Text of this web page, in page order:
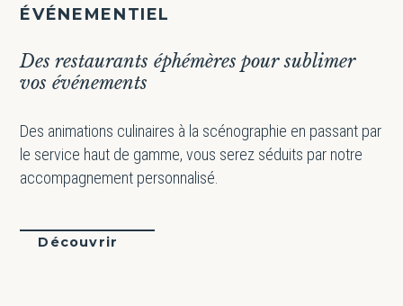
ÉVÉNEMENTIEL
Des restaurants éphémères pour sublimer
vos événements
Des animations culinaires à la scénographie en passant par
le service haut de gamme, vous serez séduits par notre
accompagnement personnalisé.
Découvrir